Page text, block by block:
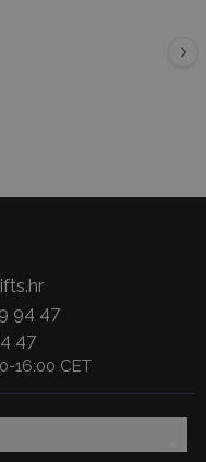
94 47
47
16:00 CET